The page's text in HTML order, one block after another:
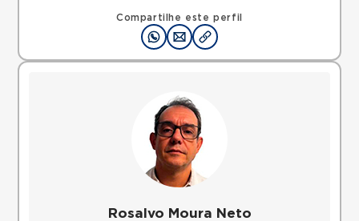
Compartilhe este perfil
Rosalvo Moura Neto